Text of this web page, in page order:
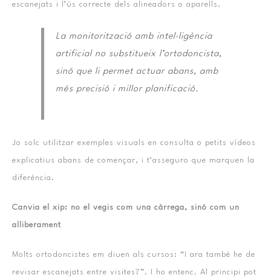
escanejats i l’ús correcte dels alineadors o aparells.
La monitorització amb intel·ligència
artificial no substitueix l’ortodoncista,
sinó que li permet actuar abans, amb
més precisió i millor planificació.
Jo solc utilitzar exemples visuals en consulta o petits vídeos
explicatius abans de començar, i t’asseguro que marquen la
diferència.
Canvia el xip: no el vegis com una càrrega, sinó com un
alliberament
Molts ortodoncistes em diuen als cursos: “I ara també he de
revisar escanejats entre visites?”. I ho entenc. Al principi pot